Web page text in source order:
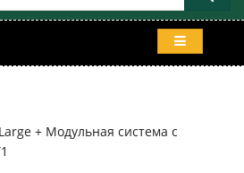
+ Модульная система с